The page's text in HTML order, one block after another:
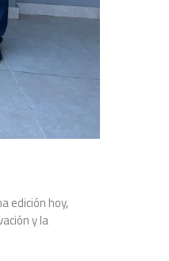
edición hoy,
y la